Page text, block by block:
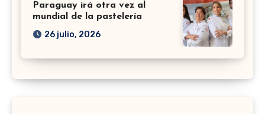
Paraguay irá otra vez al
mundial de la pastelería
26 julio, 2026